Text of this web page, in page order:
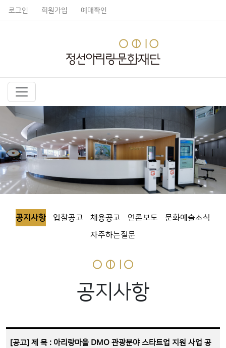
로그인 회원가입 예매확인
공지사항 입찰공고 채용공고 언론보도
문화예술소식
자주하는질문
공지사항
[공고] 제 목 : 아리랑마을 DMO 관광분야 스타트업 지원 사업 공